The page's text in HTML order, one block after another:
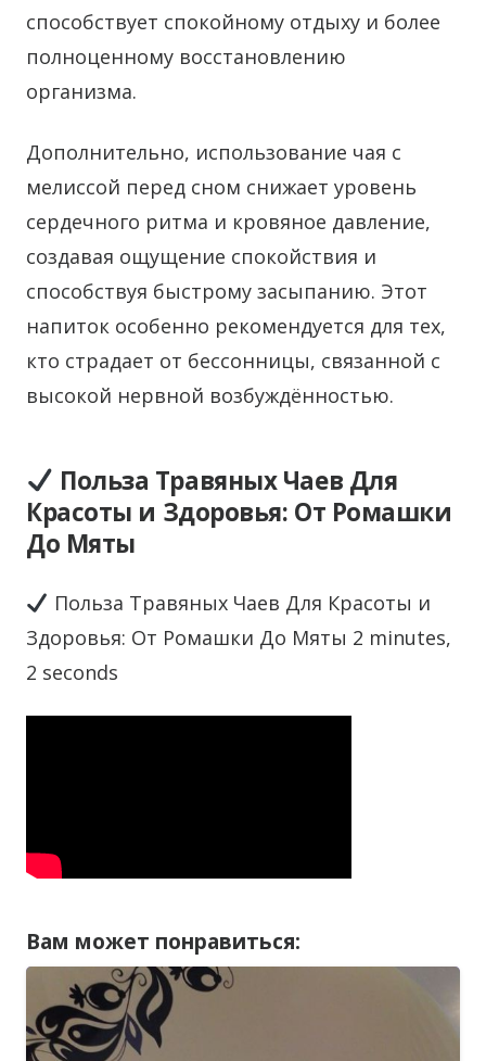
способствует спокойному отдыху и более
полноценному восстановлению
организма.
Дополнительно, использование чая с
мелиссой перед сном снижает уровень
сердечного ритма и кровяное давление,
создавая ощущение спокойствия и
способствуя быстрому засыпанию. Этот
напиток особенно рекомендуется для тех,
кто страдает от бессонницы, связанной с
высокой нервной возбуждённостью.
Польза Травяных Чаев Для
Красоты и Здоровья: От Ромашки
До Мяты
Польза Травяных Чаев Для Красоты и
Здоровья: От Ромашки До Мяты 2 minutes,
2 seconds
Вам может понравиться: